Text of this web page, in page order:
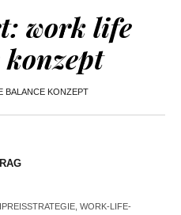
work life
BALANCE KONZEPT
,WORK-LIFE-